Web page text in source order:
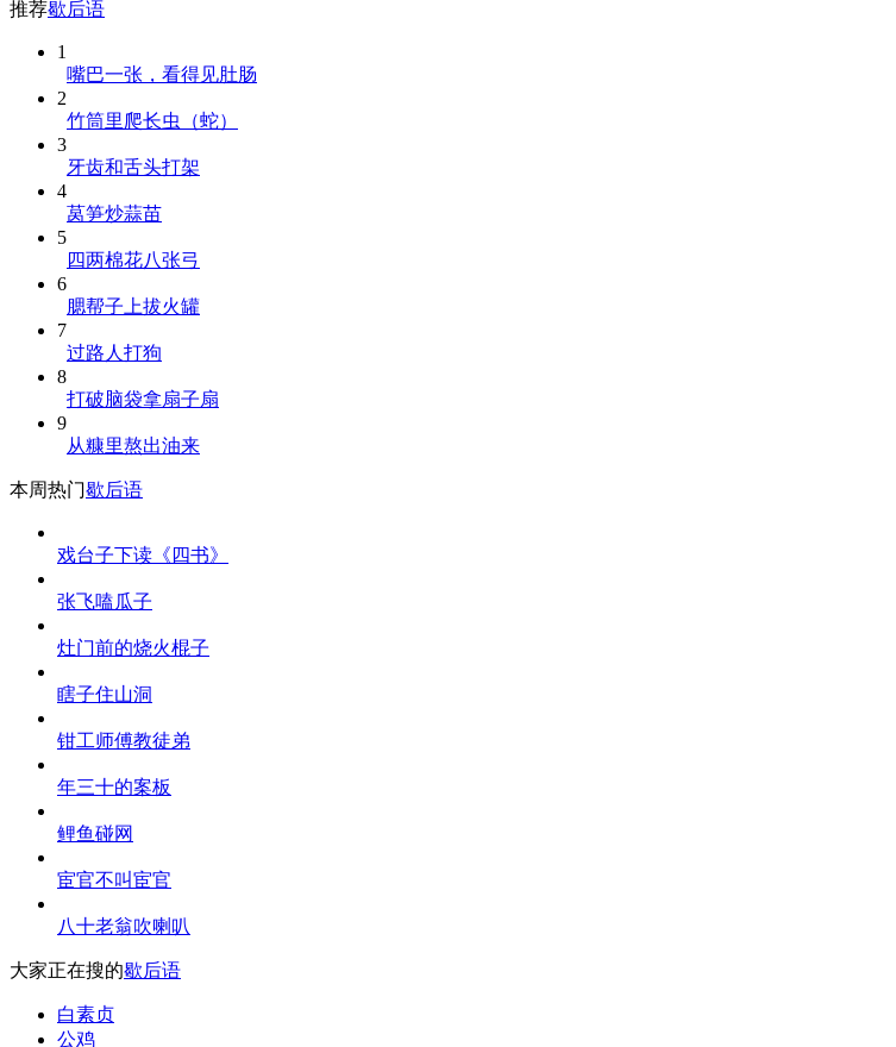
推荐歇后语
1
嘴巴一张，看得见肚肠
2
竹筒里爬长虫（蛇）
3
牙齿和舌头打架
4
莴笋炒蒜苗
5
四两棉花八张弓
6
腮帮子上拔火罐
7
过路人打狗
8
打破脑袋拿扇子扇
9
从糠里熬出油来
本周热门歇后语
戏台子下读《四书》
张飞嗑瓜子
灶门前的烧火棍子
瞎子住山洞
钳工师傅教徒弟
年三十的案板
鲤鱼碰网
宦官不叫宦官
八十老翁吹喇叭
大家正在搜的歇后语
白素贞
公鸡